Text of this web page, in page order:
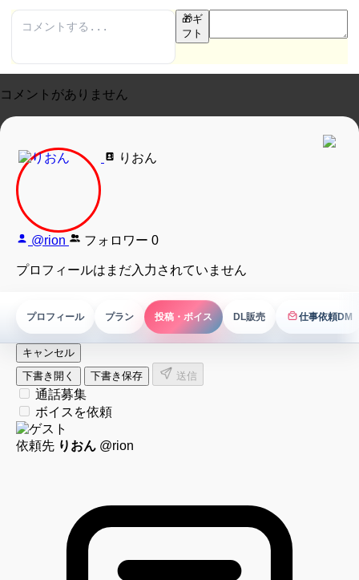
🎁ギ
フト
コメントがありません
りおん
@rion フォロワー 0
プロフィールはまだ入力されていません
プロフィール プラン 投稿・ボイス DL販売 仕事依頼DM
仕事依頼DM
キャンセル
下書き開く
下書き保存 送信
通話募集
ボイスを依頼
依頼先 りおん @rion